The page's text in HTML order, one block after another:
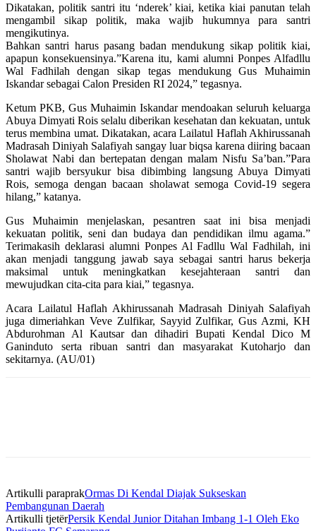
Dikatakan, politik santri itu ‘nderek’ kiai, ketika kiai panutan telah
mengambil sikap politik, maka wajib hukumnya para santri
mengikutinya.
Bahkan santri harus pasang badan mendukung sikap politik kiai,
apapun konsekuensinya.”Karena itu, kami alumni Ponpes Alfadllu
Wal Fadhilah dengan sikap tegas mendukung Gus Muhaimin
Iskandar sebagai Calon Presiden RI 2024,” tegasnya.
Ketum PKB, Gus Muhaimin Iskandar mendoakan seluruh keluarga
Abuya Dimyati Rois selalu diberikan kesehatan dan kekuatan, untuk
terus membina umat. Dikatakan, acara Lailatul Haflah Akhirussanah
Madrasah Diniyah Salafiyah sangay luar biqsa karena diiring bacaan
Sholawat Nabi dan bertepatan dengan malam Nisfu Sa’ban.”Para
santri wajib bersyukur bisa dibimbing langsung Abuya Dimyati
Rois, semoga dengan bacaan sholawat semoga Covid-19 segera
hilang,” katanya.
Gus Muhaimin menjelaskan, pesantren saat ini bisa menjadi
kekuatan politik, seni dan budaya dan pendidikan ilmu agama.”
Terimakasih deklarasi alumni Ponpes Al Fadllu Wal Fadhilah, ini
akan menjadi tanggung jawab saya sebagai santri harus bekerja
maksimal untuk meningkatkan kesejahteraan santri dan
mewujudkan cita-cita para kiai,” tegasnya.
Acara Lailatul Haflah Akhirussanah Madrasah Diniyah Salafiyah
juga dimeriahkan Veve Zulfikar, Sayyid Zulfikar, Gus Azmi, KH
Abdurohman Al Kautsar dan dihadiri Bupati Kendal Dico M
Ganinduto serta ribuan santri dan masyarakat Kutoharjo dan
sekitarnya. (AU/01)
Artikulli paraprakOrmas Di Kendal Diajak Sukseskan
Pembangunan Daerah
Artikulli tjetërPersik Kendal Junior Ditahan Imbang 1-1 Oleh Eko